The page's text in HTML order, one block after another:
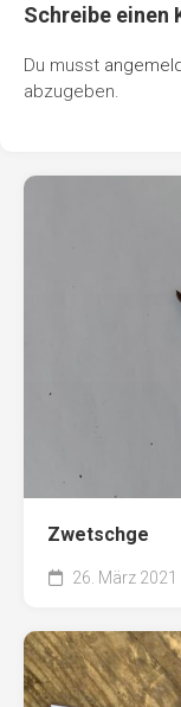
Schreibe einen
Du musst
abzugeben.
Zwetschge
26. März 2021